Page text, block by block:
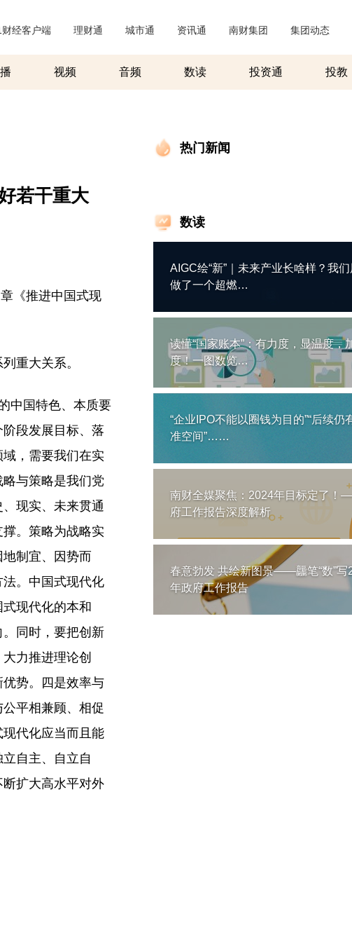
财经客户端 理财通 城市通 资讯通 南财集团 集团动态
视频 音频 数读 投资通 投教
若干重大
《推进中国式现
重大关系。
中国特色、本质要
段发展目标、落
，需要我们在实
与策略是我们党
现实、未来贯通
。策略为战略实
制宜、因势而
。中国式现代化
现代化的本和
同时，要把创新
力推进理论创
势。四是效率与
平相兼顾、相促
代化应当而且能
自主、自立自
扩大高水平对外
热门新闻
数读
AIGC绘“新”｜未来产业长啥样？我
做了一个超燃…
读懂“国家账本”：有力度，显温度，
度！一图数览…
“企业IPO不能以圈钱为目的”“后续仍
准空间”……
南财全媒聚焦：2024年目标定了！
府工作报告深度解析
春意勃发 共绘新图景——龘笔“数”写
年政府工作报告